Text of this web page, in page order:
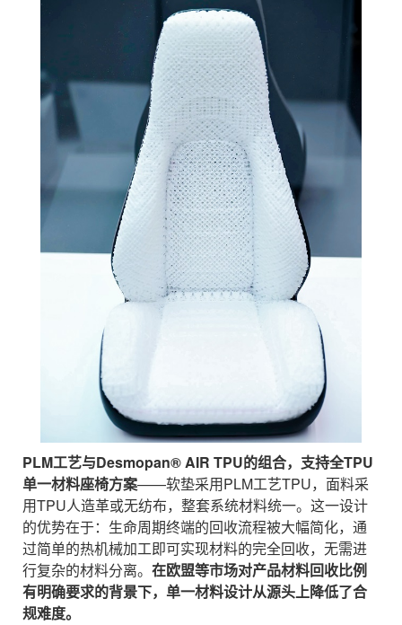
PLM工艺与Desmopan® AIR TPU的组合，支持全TPU
单一材料座椅方案——软垫采用PLM工艺TPU，面料采
用TPU人造革或无纺布，整套系统材料统一。这一设计
的优势在于：生命周期终端的回收流程被大幅简化，通
过简单的热机械加工即可实现材料的完全回收，无需进
行复杂的材料分离。 在欧盟等市场对产品材料回收比例
有明确要求的背景下，单一材料设计从源头上降低了合
规难度。